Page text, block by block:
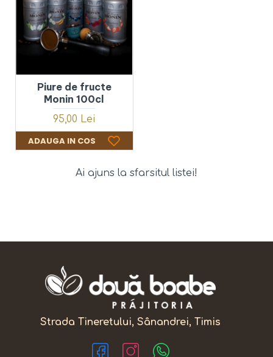
Piure de fructe
Monin 100cl
95,00 Lei
ADAUGA IN COS
Ai ajuns la sfarsitul listei!
Strada Tineretului, Sânandrei, Timis